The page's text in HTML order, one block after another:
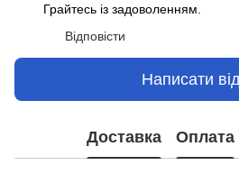
Грайтесь із задоволенням.
Відповісти
Написати
Доставка Оплата